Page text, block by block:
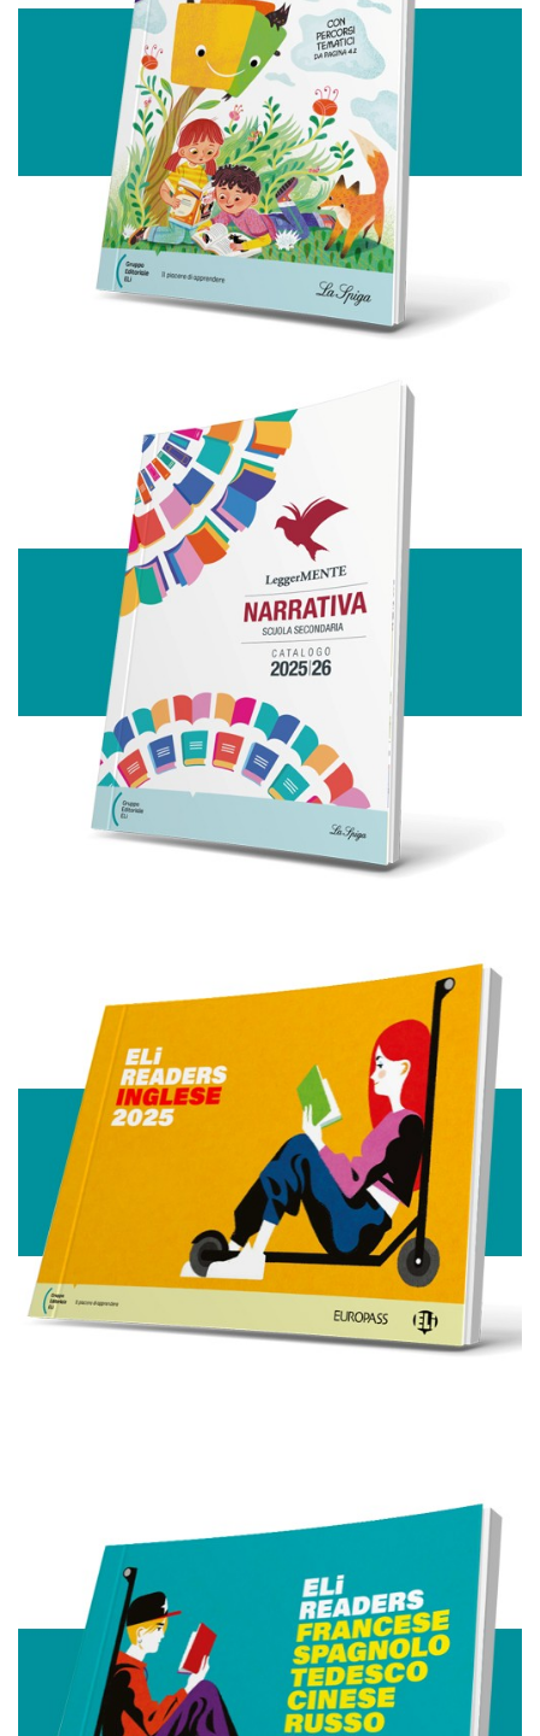
analizzare il nostro traffico. Condividiamo inoltre
informazioni sul modo in cui utilizza il nostro sito con i
nostri partner che si occupano di analisi dei dati web,
pubblicità e social media, i quali potrebbero combinarle
con altre informazioni che ha fornito loro o che hanno
raccolto dal suo utilizzo dei loro servizi.